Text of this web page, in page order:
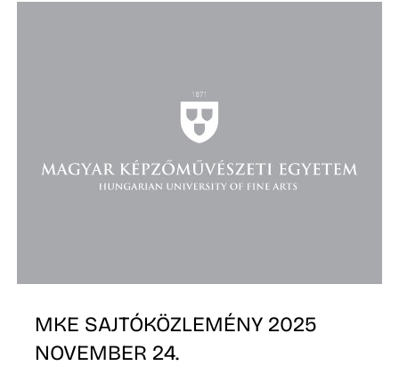
MKE SAJTÓKÖZLEMÉNY 2025
NOVEMBER 24.